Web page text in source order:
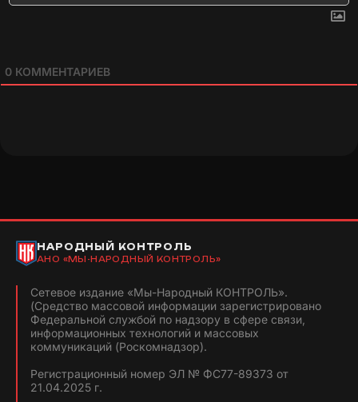
0 КОММЕНТАРИЕВ
НАРОДНЫЙ КОНТРОЛЬ
АНО «МЫ-НАРОДНЫЙ КОНТРОЛЬ»
Сетевое издание «Мы-Народный КОНТРОЛЬ».
(Средство массовой информации зарегистрировано
Федеральной службой по надзору в сфере связи,
информационных технологий и массовых
коммуникаций (Роскомнадзор).
Регистрационный номер ЭЛ № ФС77-89373 от
21.04.2025 г.